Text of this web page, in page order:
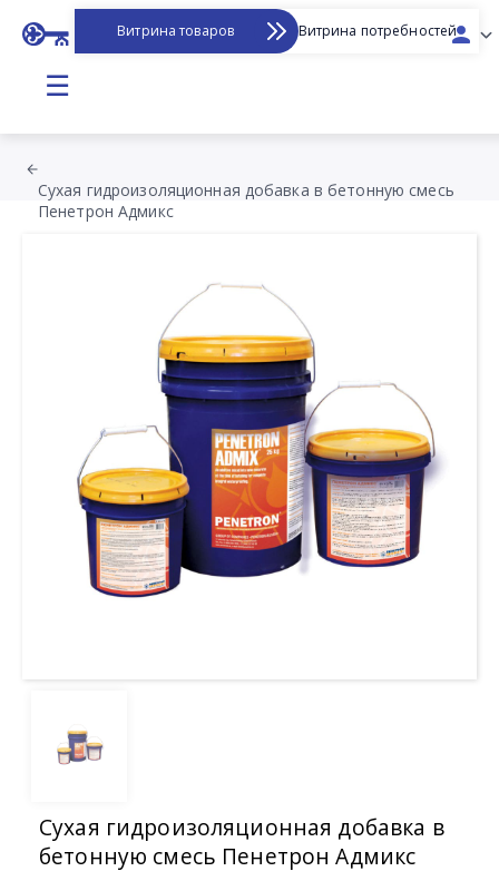
Витрина товаров Витрина потребностей
☰
Сухая гидроизоляционная добавка в бетонную смесь
Пенетрон Адмикс
Сухая гидроизоляционная добавка в
бетонную смесь Пенетрон Адмикс